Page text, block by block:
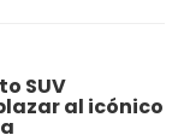
SUV
al icónico